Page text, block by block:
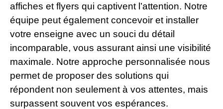
affiches et flyers qui captivent l’attention. Notre
équipe peut également concevoir et installer
votre enseigne avec un souci du détail
incomparable, vous assurant ainsi une visibilité
maximale. Notre approche personnalisée nous
permet de proposer des solutions qui
répondent non seulement à vos attentes, mais
surpassent souvent vos espérances.